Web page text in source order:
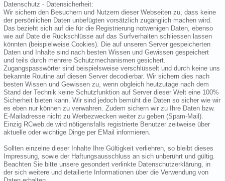
Datenschutz - Datensicherheit:
Wir sichern den Besuchern und Nutzern dieser Webseiten zu, dass keine
der persönlichen Daten unbefügten vorsätzlich zugänglich machen wird.
Das bezieht sich auf die für die Registrierung notwenigen Daten, ebenso
wie auf Date die Rückschlüsse auf das Surfverhalten schliessen lassen
könnten (beispielweise Cookies). Die auf unseren Server gespeicherten
Daten und Inhalte sind nach besten Wissen und Gewissen gespeichert
und teils durch mehrere Schutzmechanismen gesichert.
Zugangspasswörter sind beispielsweise verschlüsselt und durch keine uns
bekannte Routine auf diesen Server decodierbar. Wir sichern dies nach
besten Wissen und Gewissen zu, wenn obgleich heutzutage nach dem
Stand der Technik keine Schutzfunktion auf Server dieser Welt eine 100%
Sicherheit bieten kann. Wir sind jedoch bemüht die Daten so sicher wie wir
es eben nur können zu verwahren. Zudem sichern wir zu Ihre Daten bzw.
E-Mailadresse nicht zu Werbezwecken weiter zu geben (Spam-Mail).
Einzig RCweb.de wird nötigensfalls registrierte Benutzer zeitweise über
aktuelle oder wichtige Dinge per EMail informieren.
Sollten einzelne dieser Inhalte Ihre Gültigkeit verliehren, so bleibt dieses
Impressung, sowie der Haftungsausschluss an sich unberührt und gültig.
Beachten Sie bitte unsere gesondert verlinkte Datenschutzerklärung, in
der sich weitere und detailierte Informationen über die Verwendung von